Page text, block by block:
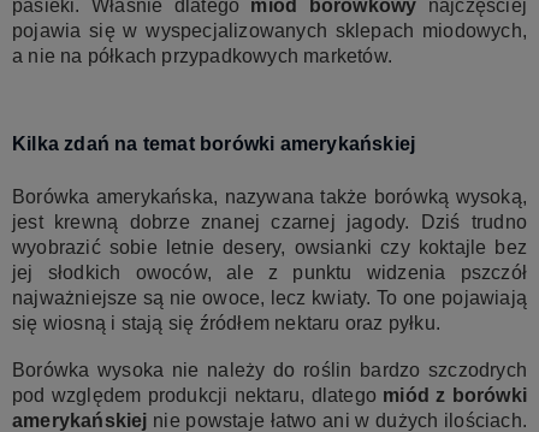
pasieki. Właśnie dlatego miód borówkowy najczęściej
pojawia się w wyspecjalizowanych sklepach miodowych,
a nie na półkach przypadkowych marketów.
Kilka zdań na temat borówki amerykańskiej
Borówka amerykańska, nazywana także borówką wysoką,
jest krewną dobrze znanej czarnej jagody. Dziś trudno
wyobrazić sobie letnie desery, owsianki czy koktajle bez
jej słodkich owoców, ale z punktu widzenia pszczół
najważniejsze są nie owoce, lecz kwiaty. To one pojawiają
się wiosną i stają się źródłem nektaru oraz pyłku.
Borówka wysoka nie należy do roślin bardzo szczodrych
pod względem produkcji nektaru, dlatego miód z borówki
amerykańskiej nie powstaje łatwo ani w dużych ilościach.